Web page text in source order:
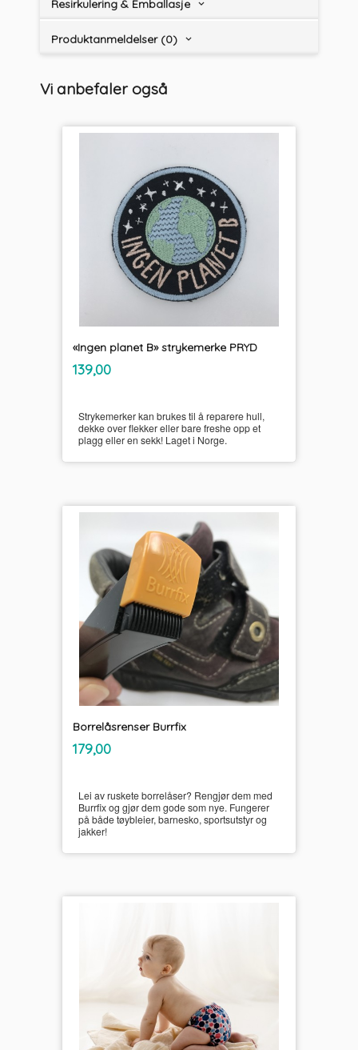
Resirkulering & Emballasje
Produktanmeldelser (0)
Vi anbefaler også
«Ingen planet B» strykemerke PRYD
Pris
139,00mva.
Strykemerker kan brukes til å reparere hull,
dekke over flekker eller bare freshe opp et
plagg eller en sekk! Laget i Norge.
Borrelåsrenser Burrfix
Pris
179,00mva.
Lei av ruskete borrelåser? Rengjør dem med
Burrfix og gjør dem gode som nye. Fungerer
på både tøybleier, barnesko, sportsutstyr og
jakker!